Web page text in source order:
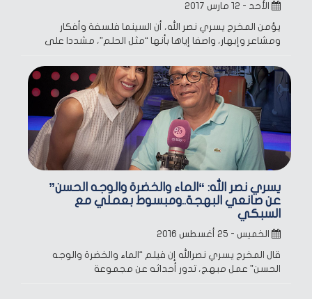
الأحد - ١٢ مارس ٢٠١٧
يؤمن المخرج يسري نصر الله، أن السينما فلسفة وأفكار
ومشاعر وإبهار، واصفا إياها بأنها “مثل الحلم”، مشددا على
يسري نصر الله: “الماء والخضرة والوجه الحسن”
عن صانعي البهجة..ومبسوط بعملي مع
السبكي
الخميس - ٢٥ أغسطس ٢٠١٦
قال المخرج يسري نصرالله إن فيلم “الماء والخضرة والوجه
الحسن” عمل مبهج، تدور أحداثه عن مجموعة